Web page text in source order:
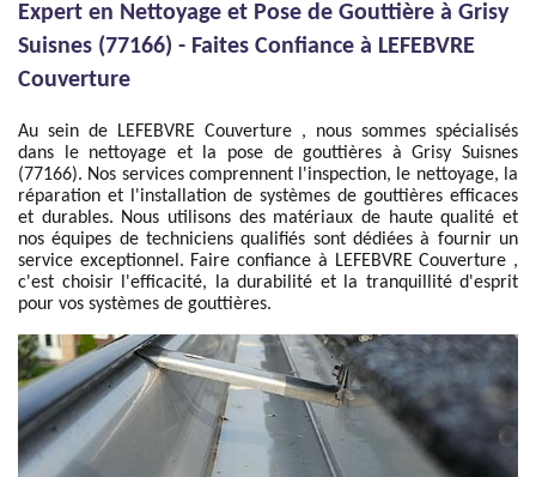
Expert en Nettoyage et Pose de Gouttière à Grisy
Suisnes (77166) - Faites Confiance à LEFEBVRE
Couverture
Au sein de LEFEBVRE Couverture , nous sommes spécialisés
dans le nettoyage et la pose de gouttières à Grisy Suisnes
(77166). Nos services comprennent l'inspection, le nettoyage, la
réparation et l'installation de systèmes de gouttières efficaces
et durables. Nous utilisons des matériaux de haute qualité et
nos équipes de techniciens qualifiés sont dédiées à fournir un
service exceptionnel. Faire confiance à LEFEBVRE Couverture ,
c'est choisir l'efficacité, la durabilité et la tranquillité d'esprit
pour vos systèmes de gouttières.